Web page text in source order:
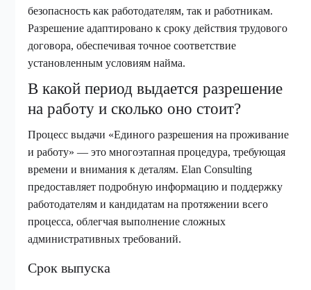
безопасность как работодателям, так и работникам.
Разрешение адаптировано к сроку действия трудового
договора, обеспечивая точное соответствие
установленным условиям найма.
В какой период выдается разрешение
на работу и сколько оно стоит?
Процесс выдачи «Единого разрешения на проживание
и работу» — это многоэтапная процедура, требующая
времени и внимания к деталям. Elan Consulting
предоставляет подробную информацию и поддержку
работодателям и кандидатам на протяжении всего
процесса, облегчая выполнение сложных
административных требований.
Срок выпуска